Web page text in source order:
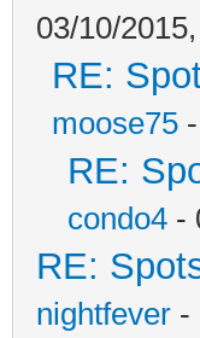
03/10/
RE:
moose75
RE:
condo4 -
RE:
nightfever -